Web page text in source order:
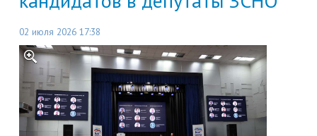
02 июля 2026 17:38